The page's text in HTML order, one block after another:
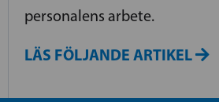
personalens arbete.
LÄS FÖLJANDE ARTIKEL